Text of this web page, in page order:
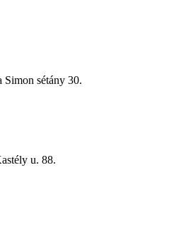
Simon sétány 30.
u. 88.